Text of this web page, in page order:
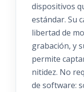
dispositivos
estándar. Su
libertad de
grabación, y
permite
nitidez. No
de software: